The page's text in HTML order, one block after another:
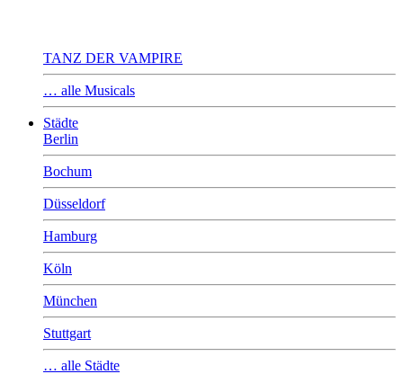
TANZ DER VAMPIRE
… alle Musicals
Städte
Berlin
Bochum
Düsseldorf
Hamburg
Köln
München
Stuttgart
… alle Städte